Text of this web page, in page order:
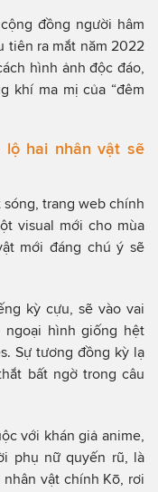
đồng người hâm
tiên ra mắt năm 2022
hình ảnh độc đáo,
khí ma mị của “đêm
lộ hai nhân vật sẽ
trang web chính
visual mới cho mùa
mới đáng chú ý sẽ
kỳ cựu, sẽ vào vai
ngoại hình giống hệt
Sự tương đồng kỳ lạ
bất ngờ trong câu
với khán giả anime,
phụ nữ quyến rũ, là
vật chính Kō, rơi